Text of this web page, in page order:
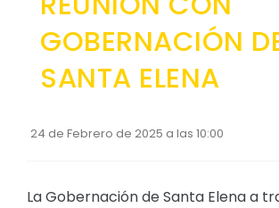
GESTIÓN ADMINISTRATIVA
Plan de desarrollo y
Convenios Institucionales
GOBERNACIÓN
SANTA ELENA
24 de Febrero de 2025 a las 10:00
La Gobernación de Santa Elena a